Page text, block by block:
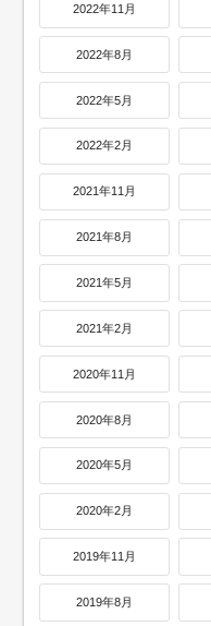
2022年11月
2022年8月
2022年5月
2022年2月
2021年11月
2021年8月
2021年5月
2021年2月
2020年11月
2020年8月
2020年5月
2020年2月
2019年11月
2019年8月